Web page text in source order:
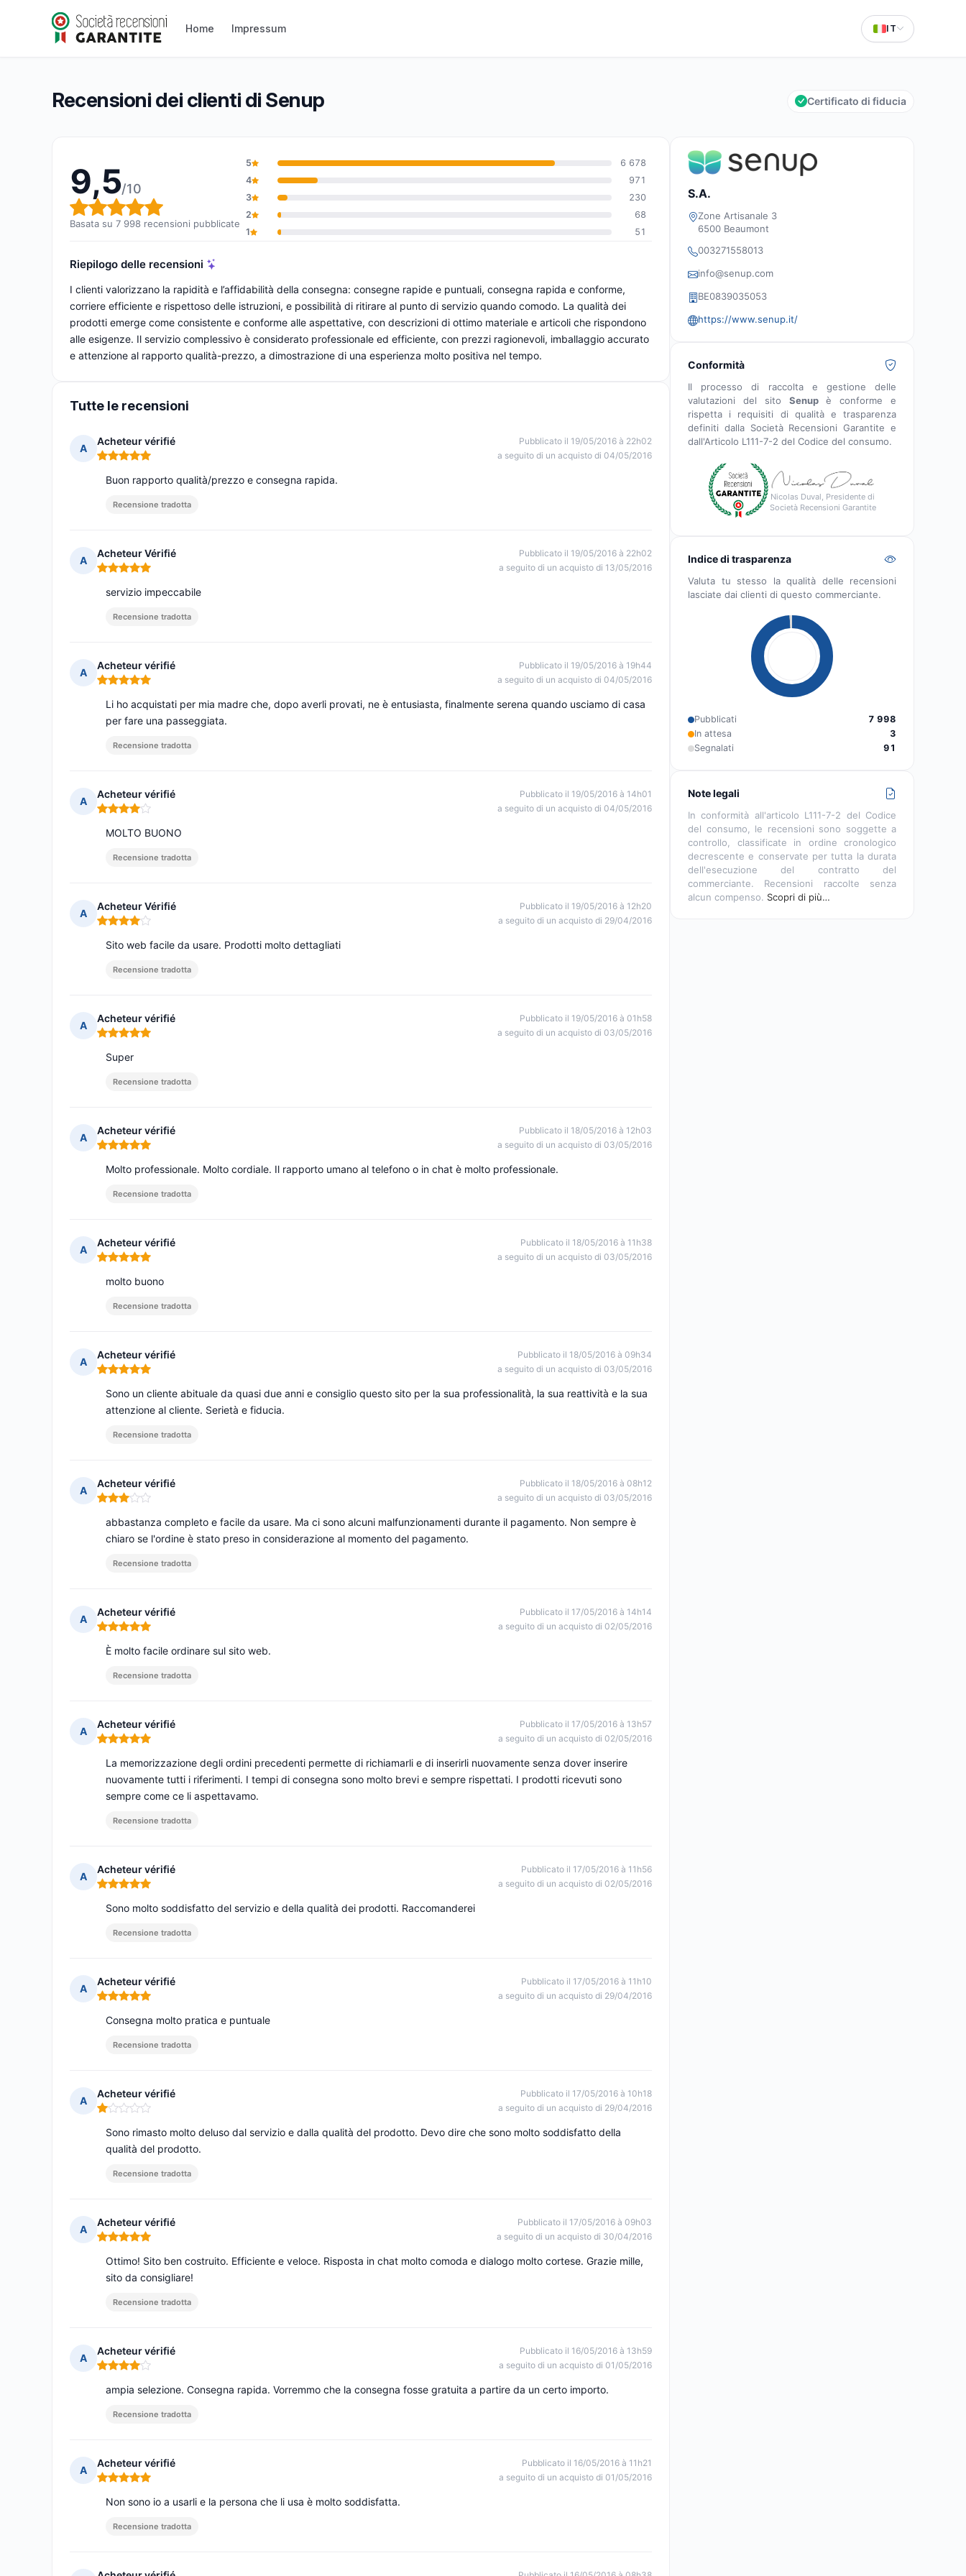
Home Impressum IT
Senup
Valutazione globale: 9,5 su 10
9,5/10(7 998 recensioni)
Recensioni dei clienti di Senup Certificato di fiducia
9,5/10
Valutazione globale: 9,5 su 10
Basata su 7 998 recensioni pubblicate
5
6 678
4
971
3
230
2
68
1
51
Riepilogo delle recensioni
I clienti valorizzano la rapidità e l’affidabilità della consegna: consegne rapide e puntuali, consegna rapida e conforme,
corriere efficiente e rispettoso delle istruzioni, e possibilità di ritirare al punto di servizio quando comodo. La qualità dei
prodotti emerge come consistente e conforme alle aspettative, con descrizioni di ottimo materiale e articoli che rispondono
alle esigenze. Il servizio complessivo è considerato professionale ed efficiente, con prezzi ragionevoli, imballaggio accurato
e attenzione al rapporto qualità-prezzo, a dimostrazione di una esperienza molto positiva nel tempo.
Tutte le recensioni
A
Acheteur vérifié
Nota: 5 su 5
Pubblicato il 19/05/2016 à 22h02
a seguito di un acquisto di 04/05/2016
Buon rapporto qualità/prezzo e consegna rapida.
Recensione tradotta
A
Acheteur Vérifié
Nota: 5 su 5
Pubblicato il 19/05/2016 à 22h02
a seguito di un acquisto di 13/05/2016
servizio impeccabile
Recensione tradotta
A
Acheteur vérifié
Nota: 5 su 5
Pubblicato il 19/05/2016 à 19h44
a seguito di un acquisto di 04/05/2016
Li ho acquistati per mia madre che, dopo averli provati, ne è entusiasta, finalmente serena quando usciamo di casa
per fare una passeggiata.
Recensione tradotta
A
Acheteur vérifié
Nota: 4 su 5
Pubblicato il 19/05/2016 à 14h01
a seguito di un acquisto di 04/05/2016
MOLTO BUONO
Recensione tradotta
A
Acheteur Vérifié
Nota: 4 su 5
Pubblicato il 19/05/2016 à 12h20
a seguito di un acquisto di 29/04/2016
Sito web facile da usare. Prodotti molto dettagliati
Recensione tradotta
A
Acheteur vérifié
Nota: 5 su 5
Pubblicato il 19/05/2016 à 01h58
a seguito di un acquisto di 03/05/2016
Super
Recensione tradotta
A
Acheteur vérifié
Nota: 5 su 5
Pubblicato il 18/05/2016 à 12h03
a seguito di un acquisto di 03/05/2016
Molto professionale. Molto cordiale. Il rapporto umano al telefono o in chat è molto professionale.
Recensione tradotta
A
Acheteur vérifié
Nota: 5 su 5
Pubblicato il 18/05/2016 à 11h38
a seguito di un acquisto di 03/05/2016
molto buono
Recensione tradotta
A
Acheteur vérifié
Nota: 5 su 5
Pubblicato il 18/05/2016 à 09h34
a seguito di un acquisto di 03/05/2016
Sono un cliente abituale da quasi due anni e consiglio questo sito per la sua professionalità, la sua reattività e la sua
attenzione al cliente. Serietà e fiducia.
Recensione tradotta
A
Acheteur vérifié
Nota: 3 su 5
Pubblicato il 18/05/2016 à 08h12
a seguito di un acquisto di 03/05/2016
abbastanza completo e facile da usare. Ma ci sono alcuni malfunzionamenti durante il pagamento. Non sempre è
chiaro se l'ordine è stato preso in considerazione al momento del pagamento.
Recensione tradotta
A
Acheteur vérifié
Nota: 5 su 5
Pubblicato il 17/05/2016 à 14h14
a seguito di un acquisto di 02/05/2016
È molto facile ordinare sul sito web.
Recensione tradotta
A
Acheteur vérifié
Nota: 5 su 5
Pubblicato il 17/05/2016 à 13h57
a seguito di un acquisto di 02/05/2016
La memorizzazione degli ordini precedenti permette di richiamarli e di inserirli nuovamente senza dover inserire
nuovamente tutti i riferimenti. I tempi di consegna sono molto brevi e sempre rispettati. I prodotti ricevuti sono
sempre come ce li aspettavamo.
Recensione tradotta
A
Acheteur vérifié
Nota: 5 su 5
Pubblicato il 17/05/2016 à 11h56
a seguito di un acquisto di 02/05/2016
Sono molto soddisfatto del servizio e della qualità dei prodotti. Raccomanderei
Recensione tradotta
A
Acheteur vérifié
Nota: 5 su 5
Pubblicato il 17/05/2016 à 11h10
a seguito di un acquisto di 29/04/2016
Consegna molto pratica e puntuale
Recensione tradotta
A
Acheteur vérifié
Nota: 1 su 5
Pubblicato il 17/05/2016 à 10h18
a seguito di un acquisto di 29/04/2016
Sono rimasto molto deluso dal servizio e dalla qualità del prodotto. Devo dire che sono molto soddisfatto della
qualità del prodotto.
Recensione tradotta
A
Acheteur vérifié
Nota: 5 su 5
Pubblicato il 17/05/2016 à 09h03
a seguito di un acquisto di 30/04/2016
Ottimo! Sito ben costruito. Efficiente e veloce. Risposta in chat molto comoda e dialogo molto cortese. Grazie mille,
sito da consigliare!
Recensione tradotta
A
Acheteur vérifié
Nota: 4 su 5
Pubblicato il 16/05/2016 à 13h59
a seguito di un acquisto di 01/05/2016
ampia selezione. Consegna rapida. Vorremmo che la consegna fosse gratuita a partire da un certo importo.
Recensione tradotta
A
Acheteur vérifié
Nota: 5 su 5
Pubblicato il 16/05/2016 à 11h21
a seguito di un acquisto di 01/05/2016
Non sono io a usarli e la persona che li usa è molto soddisfatta.
Recensione tradotta
S.A.
Zone Artisanale 3
6500 Beaumont
003271558013
info@senup.com
BE0839035053
https://www.senup.it/
Conformità
Il processo di raccolta e gestione delle
valutazioni del sito Senupè conforme e
rispetta i requisiti di qualità e trasparenza
definiti dalla Società Recensioni Garantite e
dall'Articolo L111-7-2 del Codice del consumo.
Nicolas Duval, Presidente di
Società Recensioni Garantite
Indice di trasparenza
Valuta tu stesso la qualità delle recensioni
lasciate dai clienti di questo commerciante.
Pubblicati
7 998
In attesa
3
Segnalati
91
Note legali
In conformità all'articolo L111-7-2 del Codice
del consumo, le recensioni sono soggette a
controllo, classificate in ordine cronologico
decrescente e conservate per tutta la durata
dell'esecuzione del contratto del
commerciante. Recensioni raccolte senza
alcun compenso. Scopri di più…